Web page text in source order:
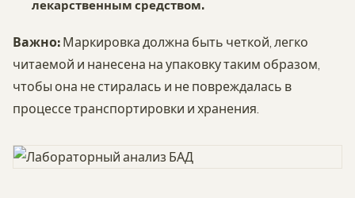
лекарственным средством.
Важно: Маркировка должна быть четкой, легко
читаемой и нанесена на упаковку таким образом,
чтобы она не стиралась и не повреждалась в
процессе транспортировки и хранения.